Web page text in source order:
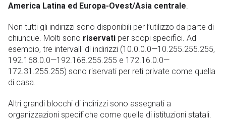
America Latina ed Europa-Ovest/Asia centrale
Non tutti gli indirizzi sono disponibili per l’utilizzo da parte di
chiunque. Molti sono riservati per scopi specifici. Ad
esempio, tre intervalli di indirizzi (10.0.0.0—10.255.255.255,
192.168.0.0—192.168.255.255 e 172.16.0.0—
172.31.255.255) sono riservati per reti private come quella
di casa.
Altri grandi blocchi di indirizzi sono assegnati a
organizzazioni specifiche come quelle di istituzioni statali.